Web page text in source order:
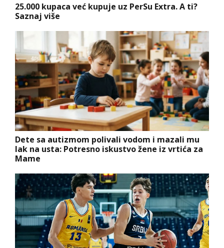
25.000 kupaca već kupuje uz PerSu Extra. A ti?
Saznaj više
Dete sa autizmom polivali vodom i mazali mu
lak na usta: Potresno iskustvo žene iz vrtića za
Mame